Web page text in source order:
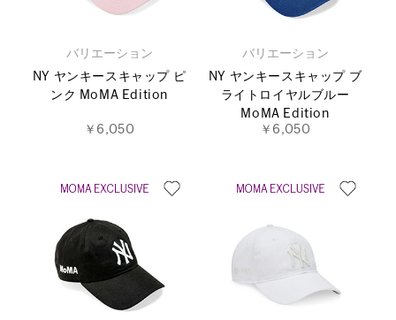
バリエーション
NY ヤンキースキャップ ピ
ンク MoMA Edition
￥6,050
バリエーション
NY ヤンキースキャップ ブ
ライトロイヤルブルー
MoMA Edition
￥6,050